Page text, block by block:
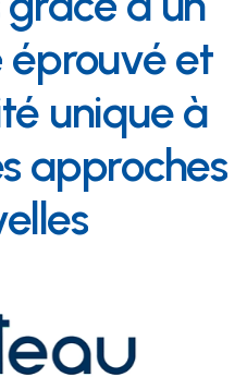
éprouvéet
uniqueà
approches